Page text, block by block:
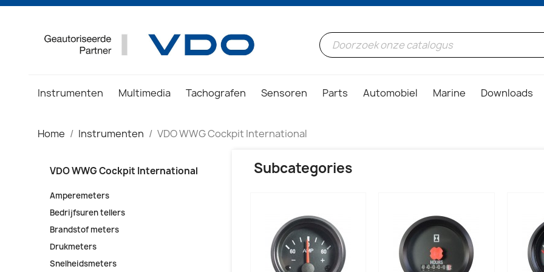
Instrumenten Multimedia Tachografen Sensoren Parts Automobiel Marine Downloads
Home Instrumenten VDO WWG Cockpit International
VDO WWG Cockpit International
Amperemeters
Bedrijfsuren tellers
Brandstof meters
Drukmeters
Snelheidsmeters
Subcategories